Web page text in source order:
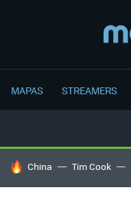
MAPAS STREAMERS
HOY SE HABLA DE
China Tim Cook